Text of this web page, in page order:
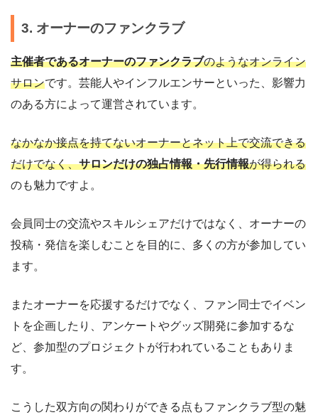
3. オーナーのファンクラブ
主催者であるオーナーのファンクラブのようなオンライン
サロンです。芸能人やインフルエンサーといった、影響力
のある方によって運営されています。
なかなか接点を持てないオーナーとネット上で交流できる
だけでなく、サロンだけの独占情報・先行情報が得られる
のも魅力ですよ。
会員同士の交流やスキルシェアだけではなく、オーナーの
投稿・発信を楽しむことを目的に、多くの方が参加してい
ます。
またオーナーを応援するだけでなく、ファン同士でイベン
トを企画したり、アンケートやグッズ開発に参加するな
ど、参加型のプロジェクトが行われていることもありま
す。
こうした双方向の関わりができる点もファンクラブ型の魅